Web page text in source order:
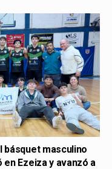
básquet masculino
Ezeiza y avanzó a